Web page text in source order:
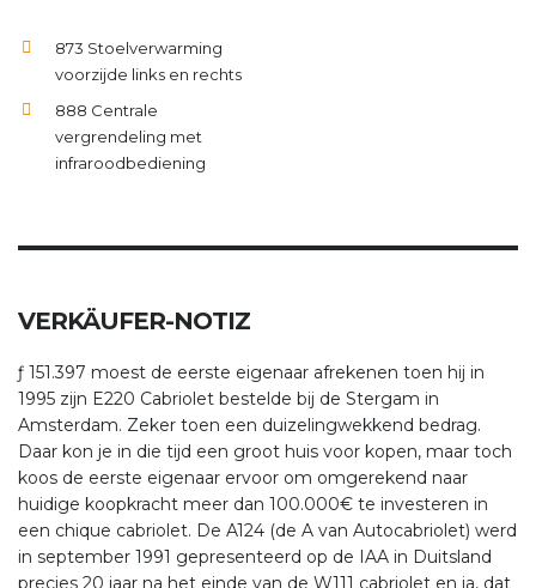
873 Stoelverwarming
voorzijde links en rechts
888 Centrale
vergrendeling met
infraroodbediening
VERKÄUFER-NOTIZ
ƒ 151.397 moest de eerste eigenaar afrekenen toen hij in
1995 zijn E220 Cabriolet bestelde bij de Stergam in
Amsterdam. Zeker toen een duizelingwekkend bedrag.
Daar kon je in die tijd een groot huis voor kopen, maar toch
koos de eerste eigenaar ervoor om omgerekend naar
huidige koopkracht meer dan 100.000€ te investeren in
een chique cabriolet. De A124 (de A van Autocabriolet) werd
in september 1991 gepresenteerd op de IAA in Duitsland
precies 20 jaar na het einde van de W111 cabriolet en ja, dat